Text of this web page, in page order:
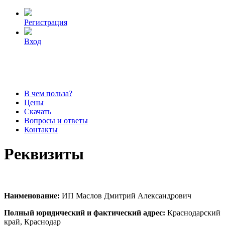
Регистрация
Вход
В чем польза?
Цены
Скачать
Вопросы и ответы
Контакты
Реквизиты
Наименование: ИП Маслов Дмитрий Александрович
Полный юридический и фактический адрес: Краснодарский
край, Краснодар